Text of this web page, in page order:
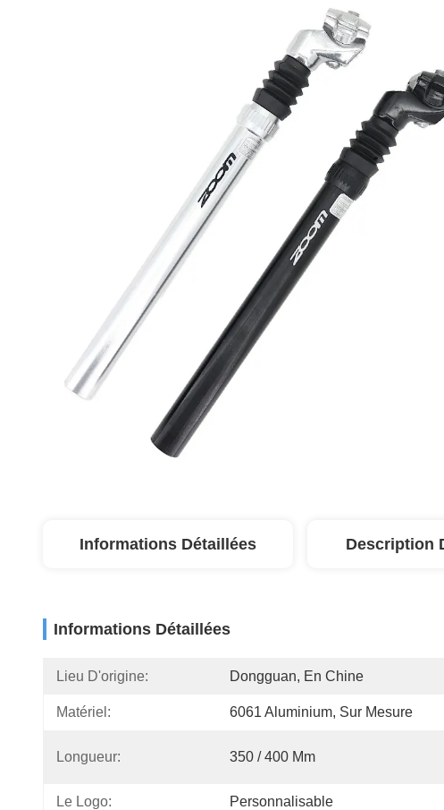
Informations Détaillées Description
Informations Détaillées
Lieu D'origine: Dongguan, En Chine
Matériel: 6061 Aluminium, Sur Mesure
Longueur: 350 / 400 Mm
Le Logo: Personnalisable